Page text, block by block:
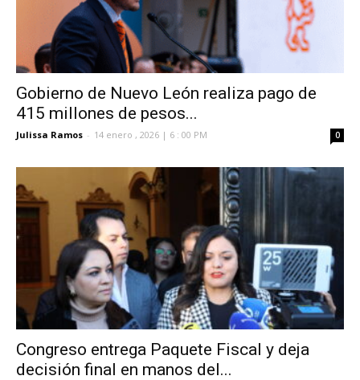
Gobierno de Nuevo León realiza pago de
415 millones de pesos...
Julissa Ramos - 14 enero , 2026 | 6 : 00 PM 0
Congreso entrega Paquete Fiscal y deja
decisión final en manos del...